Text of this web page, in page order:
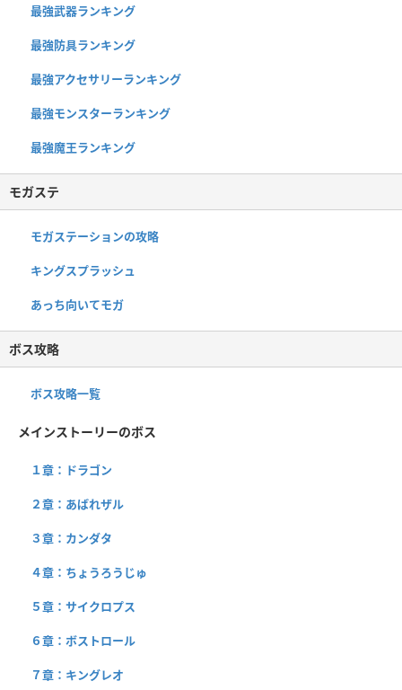
最強武器ランキング
最強防具ランキング
最強アクセサリーランキング
最強モンスターランキング
最強魔王ランキング
モガステ
モガステーションの攻略
キングスプラッシュ
あっち向いてモガ
ボス攻略
ボス攻略一覧
メインストーリーのボス
１章：ドラゴン
２章：あばれザル
３章：カンダタ
４章：ちょうろうじゅ
５章：サイクロプス
６章：ボストロール
７章：キングレオ